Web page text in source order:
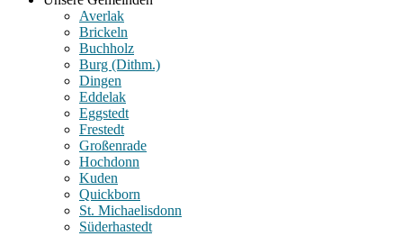
Averlak
Brickeln
Buchholz
Burg (Dithm.)
Dingen
Eddelak
Eggstedt
Frestedt
Großenrade
Hochdonn
Kuden
Quickborn
St. Michaelisdonn
Süderhastedt